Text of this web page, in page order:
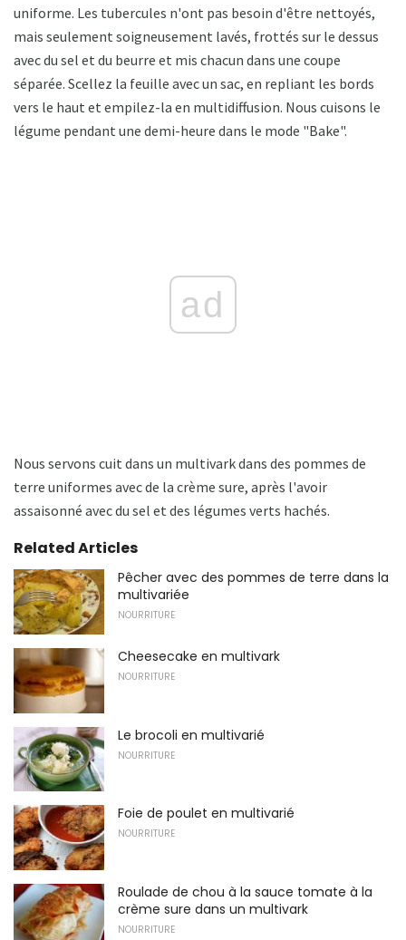
uniforme. Les tubercules n'ont pas besoin d'être nettoyés,
mais seulement soigneusement lavés, frottés sur le dessus
avec du sel et du beurre et mis chacun dans une coupe
séparée. Scellez la feuille avec un sac, en repliant les bords
vers le haut et empilez-la en multidiffusion. Nous cuisons le
légume pendant une demi-heure dans le mode "Bake".
ad
Nous servons cuit dans un multivark dans des pommes de
terre uniformes avec de la crème sure, après l'avoir
assaisonné avec du sel et des légumes verts hachés.
Related Articles
Pêcher avec des pommes de terre dans la
multivariée
NOURRITURE
Cheesecake en multivark
NOURRITURE
Le brocoli en multivarié
NOURRITURE
Foie de poulet en multivarié
NOURRITURE
Roulade de chou à la sauce tomate à la
crème sure dans un multivark
NOURRITURE